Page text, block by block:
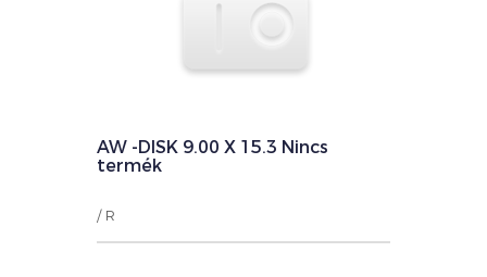
AW -DISK 9.00 X 15.3 Nincs
termék
/ R